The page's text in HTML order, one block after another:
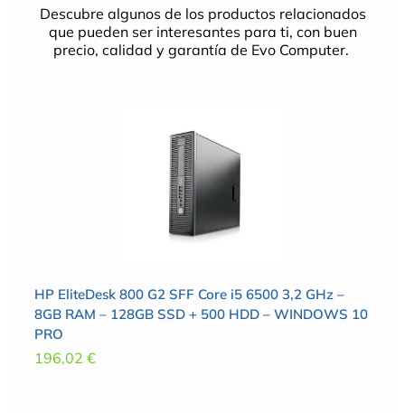
Descubre algunos de los productos relacionados
que pueden ser interesantes para ti, con buen
precio, calidad y garantía de Evo Computer.
HP EliteDesk 800 G2 SFF Core i5 6500 3,2 GHz –
8GB RAM – 128GB SSD + 500 HDD – WINDOWS 10
PRO
196,02 €